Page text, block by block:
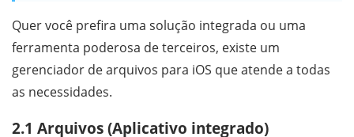
Quer você prefira uma solução integrada ou uma
ferramenta poderosa de terceiros, existe um
gerenciador de arquivos para iOS que atende a todas
as necessidades.
2.1 Arquivos (Aplicativo integrado)